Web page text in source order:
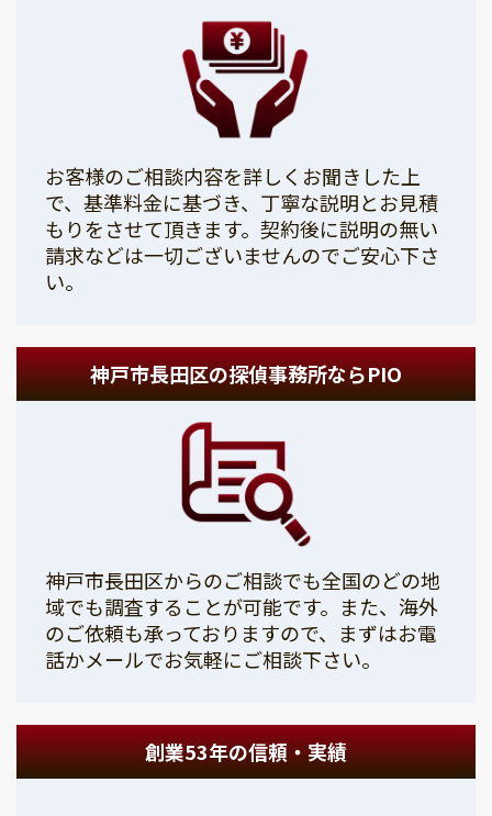
お客様のご相談内容を詳しくお聞きした上
で、基準料金に基づき、丁寧な説明とお見積
もりをさせて頂きます。契約後に説明の無い
請求などは一切ございませんのでご安心下さ
い。
神戸市長田区の探偵事務所ならPIO
神戸市長田区からのご相談でも全国のどの地
域でも調査することが可能です。また、海外
のご依頼も承っておりますので、まずはお電
話かメールでお気軽にご相談下さい。
創業53年の信頼・実績